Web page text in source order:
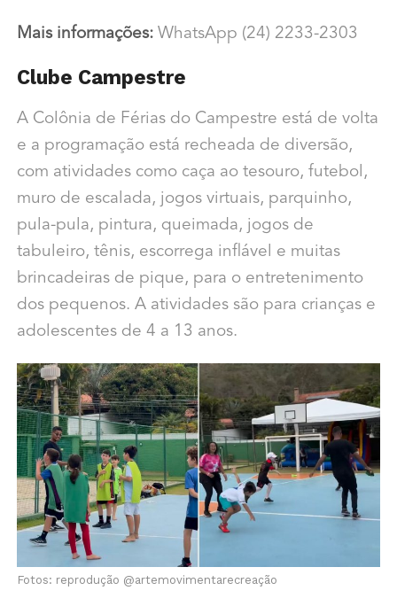
Mais informações:WhatsApp (24) 2233-2303
Clube Campestre
A Colônia de Férias do Campestre está de volta
e a programação está recheada de diversão,
com atividades como caça ao tesouro, futebol,
muro de escalada, jogos virtuais, parquinho,
pula-pula, pintura, queimada, jogos de
tabuleiro, tênis, escorrega inflável e muitas
brincadeiras de pique, para o entretenimento
dos pequenos. A atividades são para crianças e
adolescentes de 4 a 13 anos.
Fotos: reprodução @artemovimentarecreação